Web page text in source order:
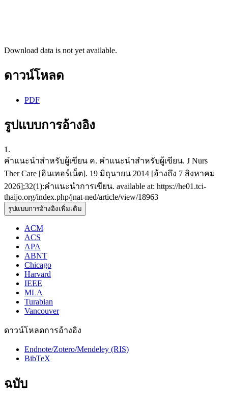
Download data is not yet available.
ดาวน์โหลด
PDF
รูปแบบการอ้างอิง
1.
คำแนะนำสำหรับผู้เขียน ค. คำแนะนำสำหรับผู้เขียน. J Nurs
Ther Care [อินเทอร์เน็ต]. 19 มิถุนายน 2014 [อ้างถึง 7 สิงหาคม
2026];32(1):คำแนะนำการเขียน. available at: https://he01.tci-
thaijo.org/index.php/jnat-ned/article/view/18963
รูปแบบการอ้างอิงเพิ่มเติม
ACM
ACS
APA
ABNT
Chicago
Harvard
IEEE
MLA
Turabian
Vancouver
ดาวน์โหลดการอ้างอิง
Endnote/Zotero/Mendeley (RIS)
BibTeX
ฉบับ